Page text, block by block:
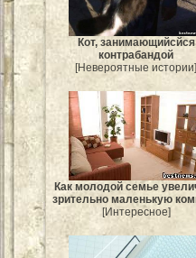
Кот, занимающийсйся
контрабандой
[Невероятные истории]
Как молодой семье
зрительно маленькую
[Интересное]